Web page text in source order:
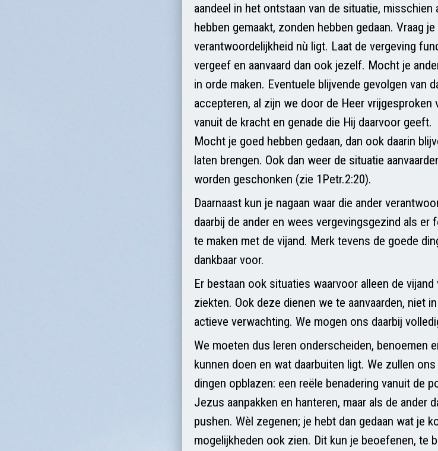
aandeel in het ontstaan van de situatie,
hebben gemaakt, zonden hebben gedaan. Vraag
verantwoordelijkheid nù ligt. Laat de vergeving
vergeef en aanvaard dan ook jezelf. Mocht je
in orde maken. Eventuele blijvende gevolgen van
accepteren, al zijn we door de Heer vrijgesproken
vanuit de kracht en genade die Hij daarvoor geeft.
Mocht je goed hebben gedaan, dan ook daarin
laten brengen. Ook dan weer de situatie
worden geschonken (zie 1Petr.2:20).
Daarnaast kun je nagaan waar die ander
daarbij de ander en wees vergevingsgezind als
te maken met de vijand. Merk tevens de goede
dankbaar voor.
Er bestaan ook situaties waarvoor alleen de
ziekten. Ook deze dienen we te aanvaarden, niet
actieve verwachting. We mogen ons daarbij
We moeten dus leren onderscheiden, benoemen
kunnen doen en wat daarbuiten ligt. We zullen
dingen opblazen: een reële benadering vanuit de
Jezus aanpakken en hanteren, maar als de ander
pushen. Wèl zegenen; je hebt dan gedaan wat je
mogelijkheden ook zien. Dit kun je beoefenen, te